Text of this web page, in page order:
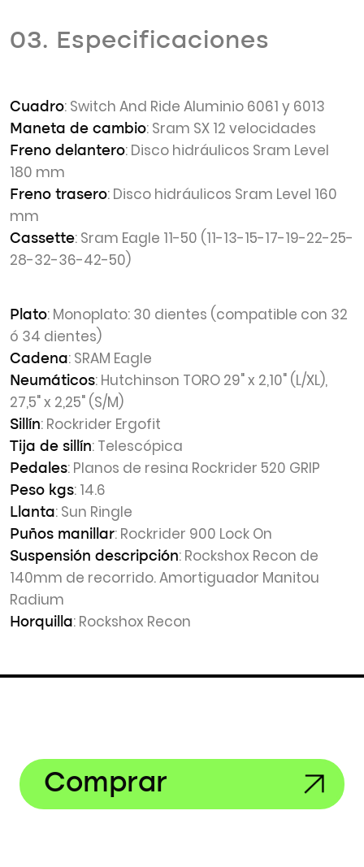
03. Especificaciones
Cuadro: Switch And Ride Aluminio 6061 y 6013
Maneta de cambio: Sram SX 12 velocidades
Freno delantero: Disco hidráulicos Sram Level
180 mm
Freno trasero: Disco hidráulicos Sram Level 160
mm
Cassette: Sram Eagle 11-50 (11-13-15-17-19-22-25-
28-32-36-42-50)
Plato: Monoplato: 30 dientes (compatible con 32
ó 34 dientes)
Cadena: SRAM Eagle
Neumáticos: Hutchinson TORO 29" x 2,10" (L/XL),
27,5" x 2,25" (S/M)
Sillín: Rockrider Ergofit
Tija de sillín: Telescópica
Pedales: Planos de resina Rockrider 520 GRIP
Peso kgs: 14.6
Llanta: Sun Ringle
Puños manillar: Rockrider 900 Lock On
Suspensión descripción: Rockshox Recon de
140mm de recorrido. Amortiguador Manitou
Radium
Horquilla: Rockshox Recon
Comprar